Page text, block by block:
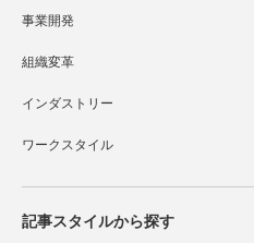
事業開発
組織変革
インダストリー
ワークスタイル
記事スタイルから探す